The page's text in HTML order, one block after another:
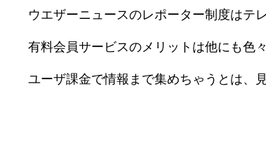
ウエザーニュースのレポーター制度はテ
有料会員サービスのメリットは他にも色
ユーザ課金で情報まで集めちゃうとは、